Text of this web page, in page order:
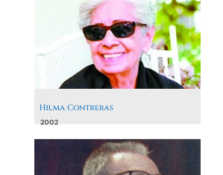
Hilma Contreras
2002